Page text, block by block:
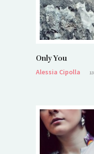
Only You
Alessia Cipolla